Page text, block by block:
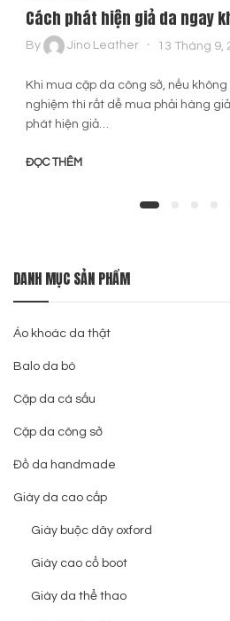
Cách phát hiện giả da ngay
By Jino Leather 13 Tháng 9,
Khi mua cặp da công sở, nếu
nghiệm thì rất dễ mua phải hàng
phát hiện giả…
ĐỌC THÊM
DANH MỤC SẢN PHẨM
Áo khoác da thật
Balo da bò
Cặp da cá sấu
Cặp da công sở
Đồ da handmade
Giày da cao cấp
Giày buộc dây oxford
Giày cao cổ boot
Giày da thể thao